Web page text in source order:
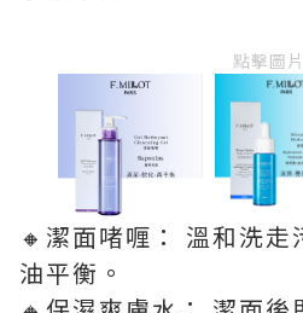
點擊圖
🔸潔面啫喱： 溫和洗走
油平衡。